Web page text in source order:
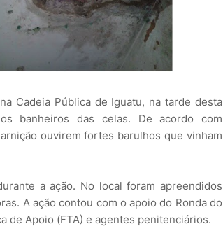
Cadeia Pública de Iguatu, na tarde desta
banheiros das celas. De acordo com
ouvirem fortes barulhos que vinham
a ação. No local foram apreendidos
A ação contou com o apoio do Ronda do
de Apoio (FTA) e agentes penitenciários.